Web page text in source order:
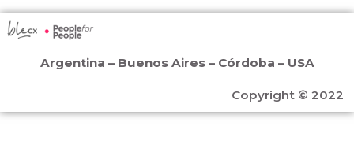
Argentina – Buenos Aires – Córdoba – USA
Copyright © 2022